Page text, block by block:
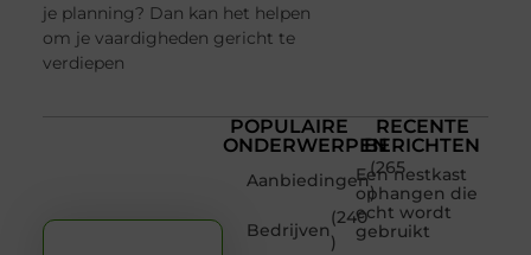
je planning? Dan kan het helpen
om je vaardigheden gericht te
verdiepen
POPULAIRE
ONDERWERPEN
Aanbiedingen
(265
)
Bedrijven
(240
)
RECENTE
BERICHTEN
Een nestkast
ophangen die
echt wordt
gebruikt